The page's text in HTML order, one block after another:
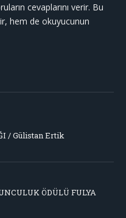
cevaplarını verir. Bu
hem de okuyucunun
/ Gülistan Ertik
ÖDÜLÜ FULYA